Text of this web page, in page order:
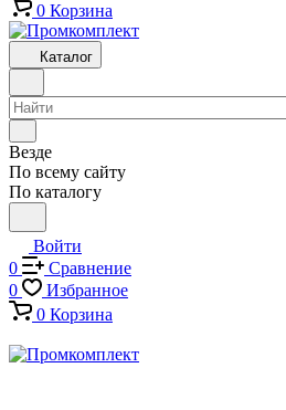
0 Корзина
Каталог
Везде
По всему сайту
По каталогу
Войти
0
Сравнение
0
Избранное
0 Корзина